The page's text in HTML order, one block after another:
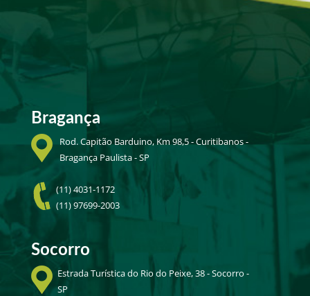
Bragança
Rod. Capitão Barduino, Km 98,5 - Curitibanos -
Bragança Paulista - SP
(11) 4031-1172
(11) 97699-2003
Socorro
Estrada Turística do Rio do Peixe, 38 - Socorro -
SP